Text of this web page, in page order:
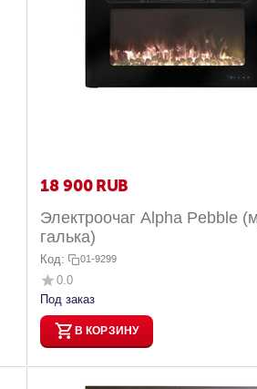
18 900 RUB
Электроочаг Alpha Pebble
галька)
Код: 01-9299
0.0
Под заказ
В КОРЗИНУ